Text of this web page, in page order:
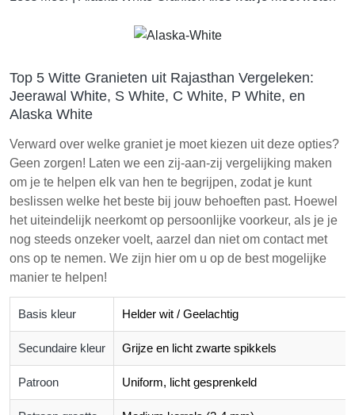
Top 5 Witte Granieten uit Rajasthan Vergeleken:
Jeerawal White, S White, C White, P White, en
Alaska White
Verward over welke graniet je moet kiezen uit deze opties?
Geen zorgen! Laten we een zij-aan-zij vergelijking maken
om je te helpen elk van hen te begrijpen, zodat je kunt
beslissen welke het beste bij jouw behoeften past. Hoewel
het uiteindelijk neerkomt op persoonlijke voorkeur, als je je
nog steeds onzeker voelt, aarzel dan niet om contact met
ons op te nemen. We zijn hier om u op de best mogelijke
manier te helpen!
Basis kleur Helder wit / Geelachtig
Secundaire kleur Grijze en licht zwarte spikkels
Patroon Uniform, licht gesprenkeld